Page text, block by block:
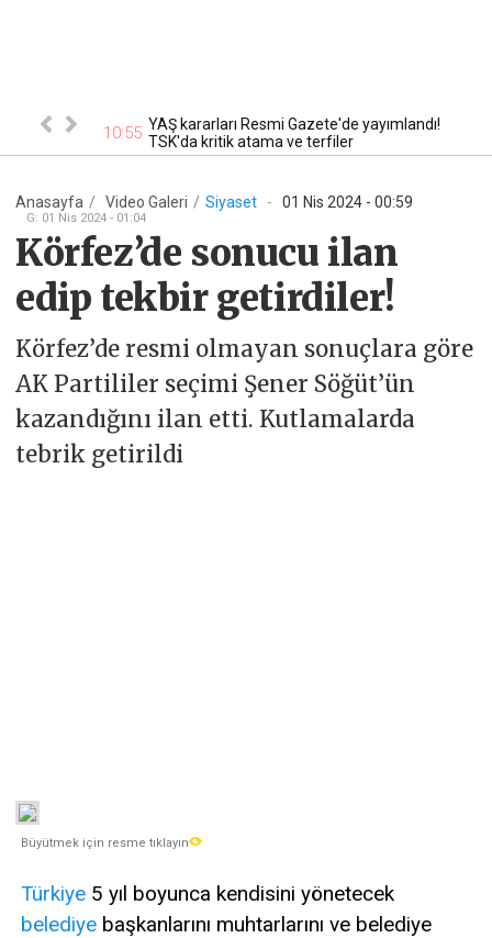
satışa 10:55 YAŞ kararları Resmi Gazete'de yayımlandı!
TSK'da kritik atama ve terfiler
Anasayfa / Video Galeri / Siyaset - 01 Nis 2024 - 00:59
G: 01 Nis 2024 - 01:04
Körfez’de sonucu ilan
edip tekbir getirdiler!
Körfez’de resmi olmayan sonuçlara göre
AK Partililer seçimi Şener Söğüt’ün
kazandığını ilan etti. Kutlamalarda
tebrik getirildi
Büyütmek için resme tıklayın
Türkiye 5 yıl boyunca kendisini yönetecek
belediye başkanlarını muhtarlarını ve belediye